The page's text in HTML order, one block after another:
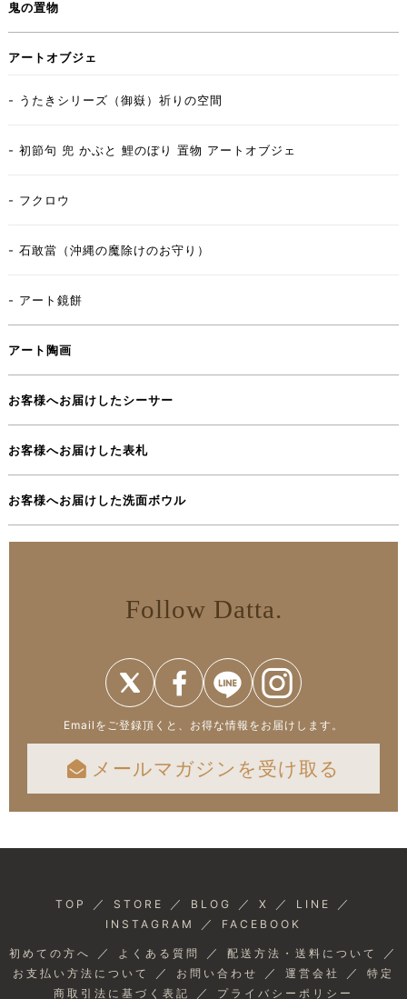
鬼の置物
アートオブジェ
- うたきシリーズ（御嶽）祈りの空間
- 初節句 兜 かぶと 鯉のぼり 置物 アートオブジェ
- フクロウ
- 石敢當（沖縄の魔除けのお守り）
- アート鏡餅
アート陶画
お客様へお届けしたシーサー
お客様へお届けした表札
お客様へお届けした洗面ボウル
Follow Datta.
Emailをご登録頂くと、お得な情報をお届けします。
メールマガジンを受け取る
TOP ／ STORE ／ BLOG ／ X ／ LINE ／
INSTAGRAM ／ FACEBOOK
初めての方へ ／ よくある質問 ／ 配送方法・送料について ／
お支払い方法について ／ お問い合わせ ／ 運営会社 ／ 特定
商取引法に基づく表記
／ プライバシーポリシー